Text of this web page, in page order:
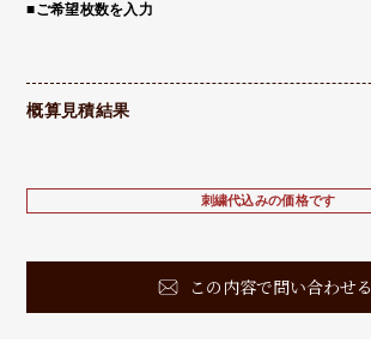
■ご希望枚数を入力
概算見積結果
刺繍代込みの価格です
この内容で問い合わせる